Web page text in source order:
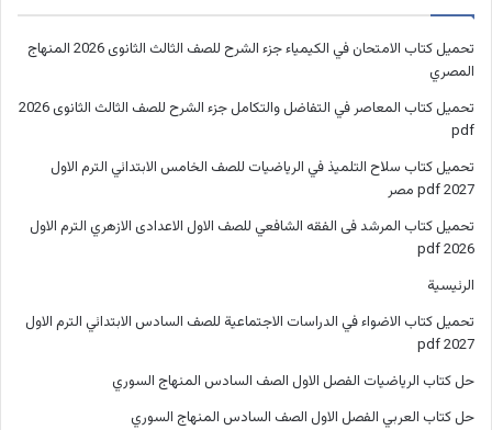
تحميل كتاب الامتحان في الكيمياء جزء الشرح للصف الثالث الثانوى 2026 المنهاج
المصري
تحميل كتاب المعاصر في التفاضل والتكامل جزء الشرح للصف الثالث الثانوى 2026
pdf
تحميل كتاب سلاح التلميذ في الرياضيات للصف الخامس الابتدائي الترم الاول
2027 pdf مصر
تحميل كتاب المرشد فى الفقه الشافعي للصف الاول الاعدادى الازهري الترم الاول
2026 pdf
الرئيسية
تحميل كتاب الاضواء في الدراسات الاجتماعية للصف السادس الابتدائي الترم الاول
2027 pdf
حل كتاب الرياضيات الفصل الاول الصف السادس المنهاج السوري
حل كتاب العربي الفصل الاول الصف السادس المنهاج السوري